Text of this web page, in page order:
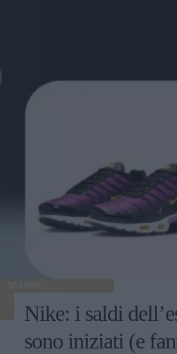
SCARPE
Nike: i saldi
sono iniziati (e